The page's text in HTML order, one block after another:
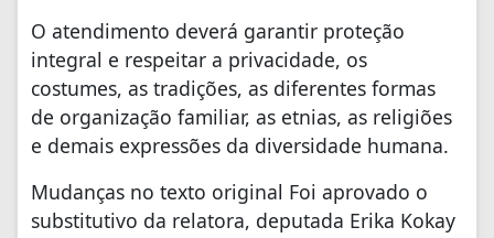
O atendimento deverá garantir proteção
integral e respeitar a privacidade, os
costumes, as tradições, as diferentes formas
de organização familiar, as etnias, as religiões
e demais expressões da diversidade humana.
Mudanças no texto original Foi aprovado o
substitutivo da relatora, deputada Erika Kokay